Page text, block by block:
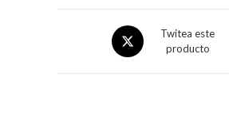
Twitea este
producto